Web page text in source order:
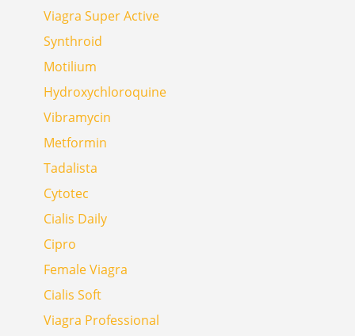
Viagra Super Active
Synthroid
Motilium
Hydroxychloroquine
Vibramycin
Metformin
Tadalista
Cytotec
Cialis Daily
Cipro
Female Viagra
Cialis Soft
Viagra Professional